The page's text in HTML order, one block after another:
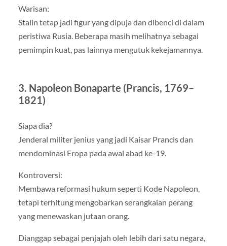
Warisan:
Stalin tetap jadi figur yang dipuja dan dibenci di dalam
peristiwa Rusia. Beberapa masih melihatnya sebagai
pemimpin kuat, pas lainnya mengutuk kekejamannya.
3. Napoleon Bonaparte (Prancis, 1769–
1821)
Siapa dia?
Jenderal militer jenius yang jadi Kaisar Prancis dan
mendominasi Eropa pada awal abad ke-19.
Kontroversi:
Membawa reformasi hukum seperti Kode Napoleon,
tetapi terhitung mengobarkan serangkaian perang
yang menewaskan jutaan orang.
Dianggap sebagai penjajah oleh lebih dari satu negara,